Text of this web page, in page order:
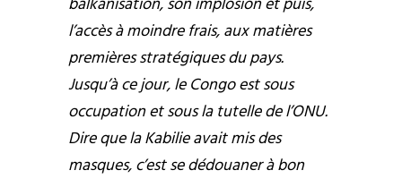
l’accès à moindre frais, aux matières
premières stratégiques du pays.
Jusqu’à ce jour, le Congo est sous
occupation et sous la tutelle de l’ONU.
Dire que la Kabilie avait mis des
masques, c’est se dédouaner à bon